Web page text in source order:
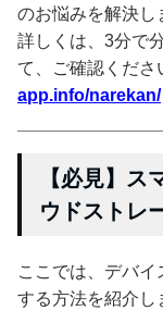
のお悩みを解決し
詳しくは、3分で
て、ご確認くださ
app.info/narekan/
【必見】ス
ウドストレ
ここでは、デバ
する方法を紹介し